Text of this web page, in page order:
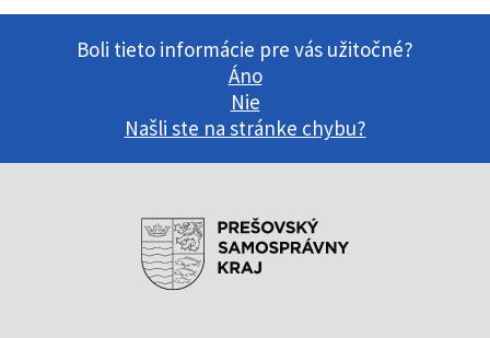
Boli tieto informácie pre vás užitočné?
Áno
Nie
Našli ste na stránke chybu?